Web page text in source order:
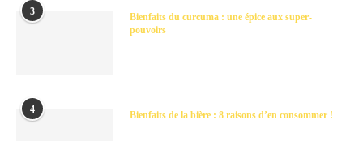
3
Bienfaits du curcuma : une épice aux super-
pouvoirs
4 Bienfaits de la bière : 8 raisons d’en consommer !